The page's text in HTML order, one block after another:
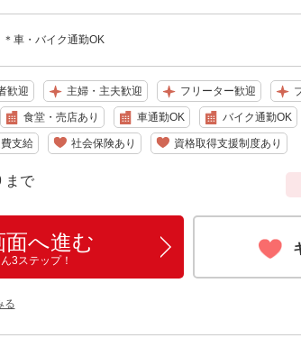
車・バイク通勤OK
歓迎 主婦・主夫歓迎 フリーター歓迎
食堂・売店あり 車通勤OK バイク通勤OK
支給 社会保険あり 資格取得支援制度あり
まで
面へ進む
3ステップ！
る